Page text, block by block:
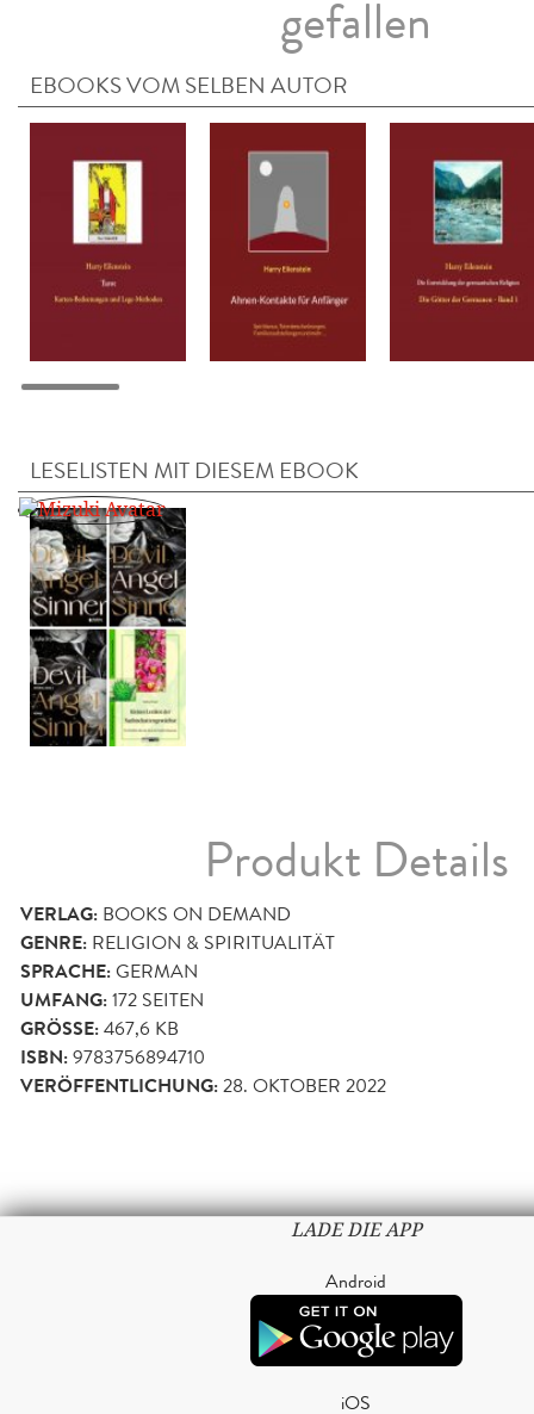
gefallen
EBOOKS VOM SELBEN AUTOR
LESELISTEN MIT DIESEM EBOOK
Produkt Details
VERLAG: BOOKS ON DEMAND
GENRE: RELIGION & SPIRITUALITÄT
SPRACHE:GERMAN
UMFANG:172 SEITEN
GRÖSSE: 467,6 KB
ISBN:9783756894710
VERÖFFENTLICHUNG:28. OKTOBER 2022
LADE DIE APP
Android
iOS